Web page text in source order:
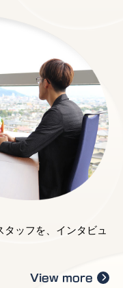
ッフを、インタビュ
View more